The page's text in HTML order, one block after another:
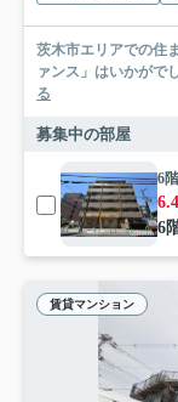
茨木市エリアでの住
ァンス」はいかがで
る
募集中の部屋
6階
6
賃貸マンション